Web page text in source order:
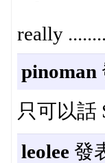
really
pinoman
只可以話
leolee發